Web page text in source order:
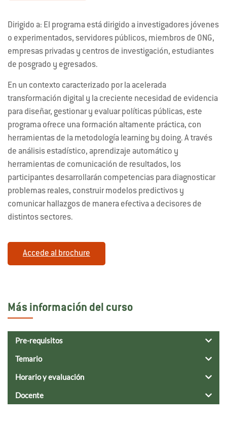
Dirigido a: El programa está dirigido a investigadores jóvenes
o experimentados, servidores públicos, miembros de ONG,
empresas privadas y centros de investigación, estudiantes
de posgrado y egresados.
En un contexto caracterizado por la acelerada
transformación digital y la creciente necesidad de evidencia
para diseñar, gestionar y evaluar políticas públicas, este
programa ofrece una formación altamente práctica, con
herramientas de la metodología learning by doing. A través
de análisis estadístico, aprendizaje automático y
herramientas de comunicación de resultados, los
participantes desarrollarán competencias para diagnosticar
problemas reales, construir modelos predictivos y
comunicar hallazgos de manera efectiva a decisores de
distintos sectores.
Accede al brochure
Más información del curso
Pre-requisitos
Temario
Horario y evaluación
Docente